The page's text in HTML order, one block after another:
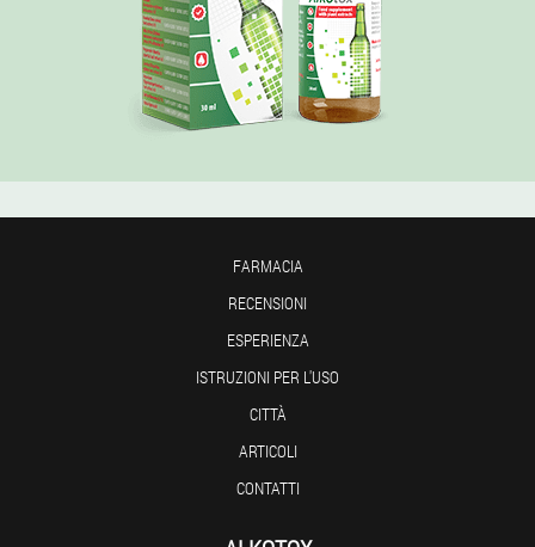
FARMACIA
RECENSIONI
ESPERIENZA
ISTRUZIONI PER L'USO
CITTÀ
ARTICOLI
CONTATTI